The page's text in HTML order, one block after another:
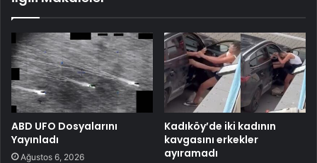
ABD UFO Dosyalarını
Yayınladı
Ağustos 6, 2026
Kadıköy’de iki kadının
kavgasını erkekler
ayıramadı